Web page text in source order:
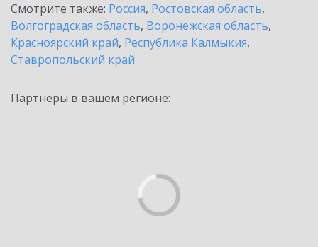
Смотрите также: Россия, Ростовская область,
Волгоградская область, Воронежская область,
Красноярский край, Республика Калмыкия,
Ставропольский край
Партнеры в вашем регионе: